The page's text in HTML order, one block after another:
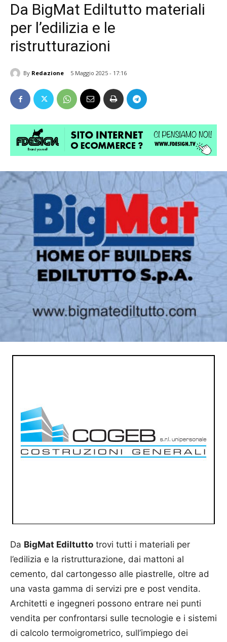
Da BigMat Ediltutto materiali
per l’edilizia e le
ristrutturazioni
By Redazione 5 Maggio 2025 - 17:16
Da BigMat Ediltutto trovi tutti i materiali per
l’edilizia e la ristrutturazione, dai mattoni al
cemento, dal cartongesso alle piastrelle, oltre ad
una vasta gamma di servizi pre e post vendita.
Architetti e ingegneri possono entrare nei punti
vendita per confrontarsi sulle tecnologie e i sistemi
di calcolo termoigrometrico, sull’impiego dei